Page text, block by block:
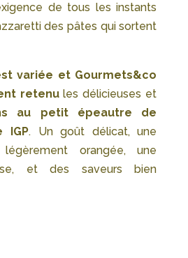
de tous les instants
des pâtes qui sortent
variée et Gourmets&co
retenules délicieuses et
au petit épeautre de
IGP. Un goût délicat, une
orangée, une
et des saveurs bien